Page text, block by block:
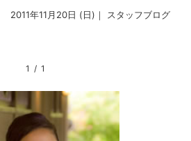
2011年11月20日 (日)｜ スタッフブログ
1 / 1